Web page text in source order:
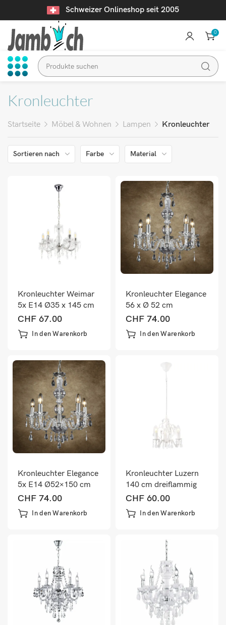
Schweizer Onlineshop seit 2005
0
Kronleuchter
Startseite Möbel & Wohnen Lampen Kronleuchter
Sortieren nach Farbe Material
Kronleuchter Weimar
5x E14 Ø35 x 145 cm
Kristall/Weiss
CHF 67.00
In den Warenkorb
Kronleuchter Elegance
56 x Ø 52 cm
Kristall/Chrom
CHF 74.00
In den Warenkorb
Kronleuchter Elegance
5x E14 Ø52×150 cm
CHF 74.00
In den Warenkorb
Kronleuchter Luzern
140 cm dreiflammig
E14 Weiss Metall
CHF 60.00
In den Warenkorb